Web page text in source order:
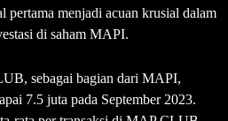
pertama menjadi acuan krusial dalam
di saham MAPI.
sebagai bagian dari MAPI,
7.5 juta pada September 2023.